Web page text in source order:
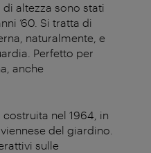
altezza sono stati
‘60. Si tratta di
naturalmente, e
Perfetto per
anche
nel 1964, in
del giardino.
sulle